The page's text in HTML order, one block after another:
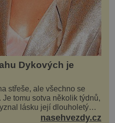
Dykových je
střeše, ale všechno se
tomu sotva několik týdnů,
lásku její dlouholetý
mysleli, ž...nasehvezdy.cz